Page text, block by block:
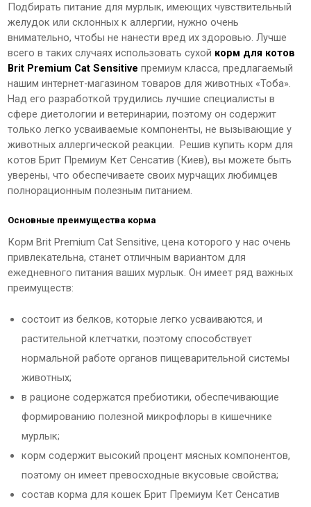
Подбирать питание для мурлык, имеющих чувствительный
желудок или склонных к аллергии, нужно очень
внимательно, чтобы не нанести вред их здоровью. Лучше
всего в таких случаях использовать сухой корм для котов
Brit Premium Cat Sensitive премиум класса, предлагаемый
нашим интернет-магазином товаров для животных «Тоба».
Над его разработкой трудились лучшие специалисты в
сфере диетологии и ветеринарии, поэтому он содержит
только легко усваиваемые компоненты, не вызывающие у
животных аллергической реакции. Решив купить корм для
котов Брит Премиум Кет Сенсатив (Киев), вы можете быть
уверены, что обеспечиваете своих мурчащих любимцев
полнорационным полезным питанием.
Основные преимущества корма
Корм Brit Premium Cat Sensitive, цена которого у нас очень
привлекательна, станет отличным вариантом для
ежедневного питания ваших мурлык. Он имеет ряд важных
преимуществ:
состоит из белков, которые легко усваиваются, и
растительной клетчатки, поэтому способствует
нормальной работе органов пищеварительной системы
животных;
в рационе содержатся пребиотики, обеспечивающие
формированию полезной микрофлоры в кишечнике
мурлык;
корм содержит высокий процент мясных компонентов,
поэтому он имеет превосходные вкусовые свойства;
состав корма для кошек Брит Премиум Кет Сенсатив